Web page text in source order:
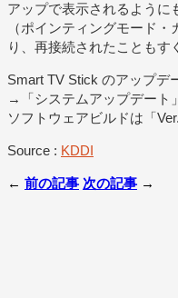
アップで表示されるように
（ポインティングモード
り、再接続されたこともす
Smart TV Stick のアップデ
→「システムアップデート
ソフトウェアビルドは「
Source : KDDI
← 前の記事 次の記事 →